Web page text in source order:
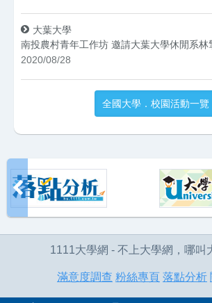
大葉大學
2020/08/28
全國大學．校園活動一覽
1111大學網 - 不上大學網，哪叫
滿意度調查 粉絲專頁 落點分析